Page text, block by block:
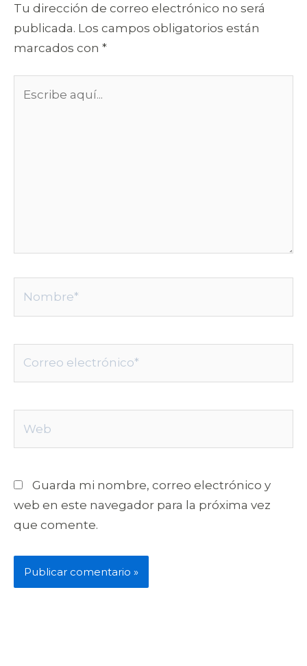
Tu dirección de correo electrónico no será
publicada. Los campos obligatorios están
marcados con *
Guarda mi nombre, correo electrónico y
web en este navegador para la próxima vez
que comente.